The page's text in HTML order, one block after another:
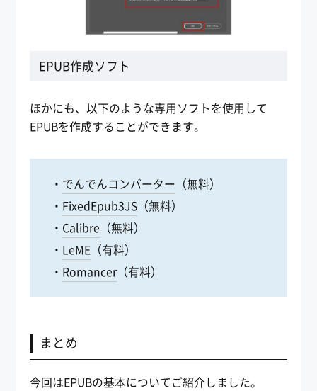
EPUB作成ソフト
ほかにも、以下のような専用ソフトを使用して
EPUBを作成することができます。
・ でんでんコンバーター （無料）
・ FixedEpub3JS（無料）
・ Calibre （無料）
・ LeME（有料）
・ Romancer（有料）
まとめ
今回はEPUBの基本についてご紹介しました。